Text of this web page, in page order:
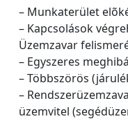
– Munkaterület
– Kapcsolások
Üzemzavar
– Egyszeres
– Többszörös
–
üzemvitel